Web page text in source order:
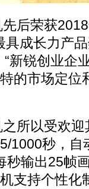
后荣获
具成长力产
“新锐创业企
特的市场定
所以受欢
1000秒，
秒输出25帧
支持个性化